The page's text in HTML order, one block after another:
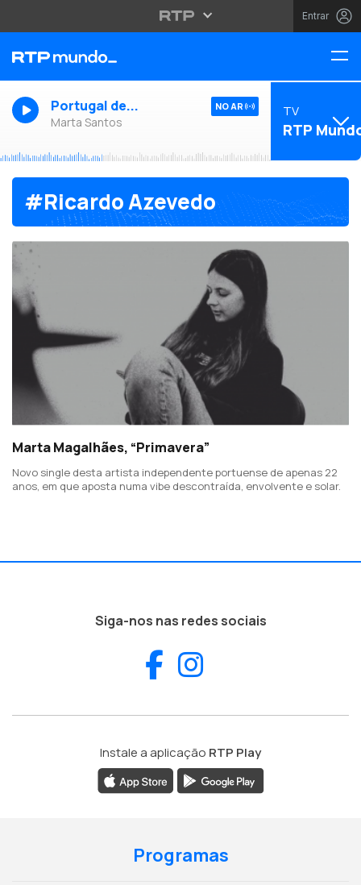
Entrar
Portugal de...
Marta Santos
NO AR TV
RTP
#Ricardo Azevedo
Marta Magalhães, “Primavera”
Novo single desta artista independente portuense de apenas 22
anos, em que aposta numa vibe descontraída, envolvente e solar.
Siga-nos nas redes sociais
Facebook
Instale a aplicação RTP Play
Programas